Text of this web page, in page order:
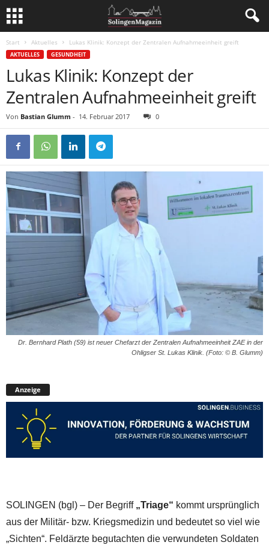
Start Aktuelles Lukas Klinik: Konzept der Zentralen Aufnahmeeinheit greift
AKTUELLES GESUNDHEIT
Lukas Klinik: Konzept der
Zentralen Aufnahmeeinheit greift
Von Bastian Glumm - 14. Februar 2017 0
Dr. Bernhard Plath (59) ist neuer Chefarzt der Zentralen Aufnahmeeinheit ZAE in der
Ohligser St. Lukas Klinik. (Foto: © B. Glumm)
Anzeige
SOLINGEN (bgl) – Der Begriff „Triage“ kommt ursprünglich
aus der Militär- bzw. Kriegsmedizin und bedeutet so viel wie
„Sichten“. Feldärzte begutachten die verwundeten Soldaten